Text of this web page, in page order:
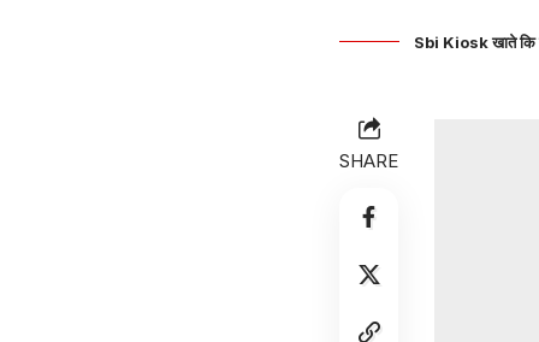
Sbi Kiosk खाते कि
SHARE